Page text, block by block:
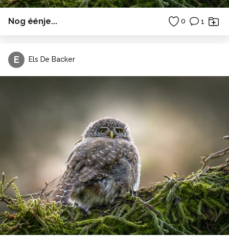
Nog éénje... 0 1
E Els De Backer